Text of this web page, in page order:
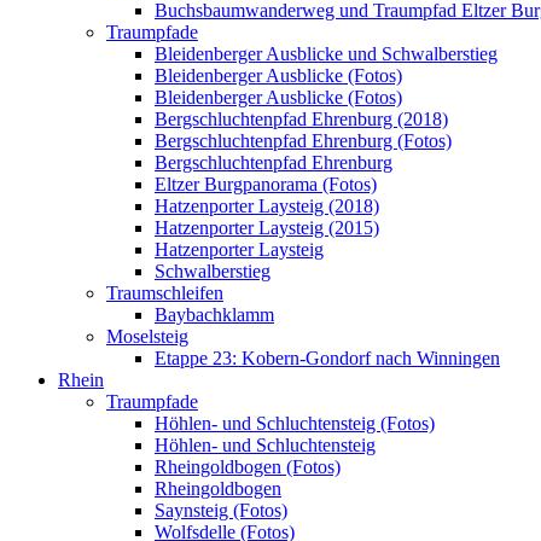
Buchsbaumwanderweg und Traumpfad Eltzer
Traumpfade
Bleidenberger Ausblicke und Schwalberstieg
Bleidenberger Ausblicke (Fotos)
Bleidenberger Ausblicke (Fotos)
Bergschluchtenpfad Ehrenburg (2018)
Bergschluchtenpfad Ehrenburg (Fotos)
Bergschluchtenpfad Ehrenburg
Eltzer Burgpanorama (Fotos)
Hatzenporter Laysteig (2018)
Hatzenporter Laysteig (2015)
Hatzenporter Laysteig
Schwalberstieg
Traumschleifen
Baybachklamm
Moselsteig
Etappe 23: Kobern-Gondorf nach Winningen
Rhein
Traumpfade
Höhlen- und Schluchtensteig (Fotos)
Höhlen- und Schluchtensteig
Rheingoldbogen (Fotos)
Rheingoldbogen
Saynsteig (Fotos)
Wolfsdelle (Fotos)